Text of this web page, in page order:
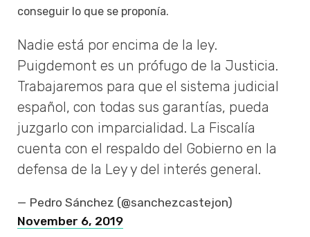
conseguir lo que se proponía.
Nadie está por encima de la ley.
Puigdemont es un prófugo de la Justicia.
Trabajaremos para que el sistema judicial
español, con todas sus garantías, pueda
juzgarlo con imparcialidad. La Fiscalía
cuenta con el respaldo del Gobierno en la
defensa de la Ley y del interés general.
— Pedro Sánchez (@sanchezcastejon)
November 6, 2019